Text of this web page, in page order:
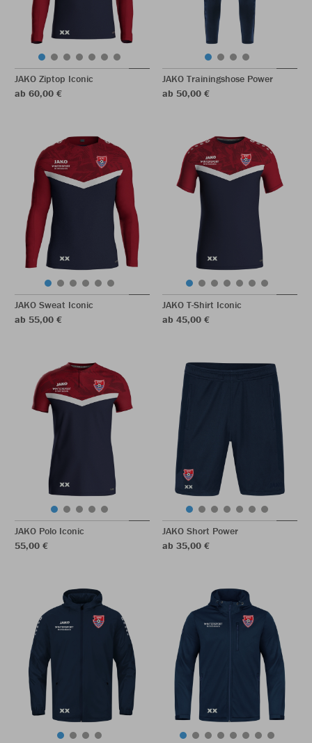
JAKO Ziptop Iconic
ab 60,00 €
JAKO Trainingshose Power
ab 50,00 €
JAKO Sweat Iconic
ab 55,00 €
JAKO T-Shirt Iconic
ab 45,00 €
JAKO Polo Iconic
55,00 €
JAKO Short Power
ab 35,00 €